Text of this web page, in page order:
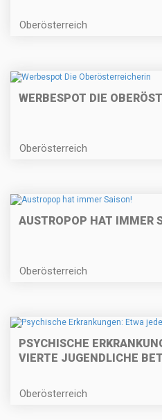
Oberösterreich
WERBESPOT DIE
Oberösterreich
AUSTROPOP HAT IMMER
Oberösterreich
PSYCHISCHE
VIERTE JUGENDLICHE
Oberösterreich